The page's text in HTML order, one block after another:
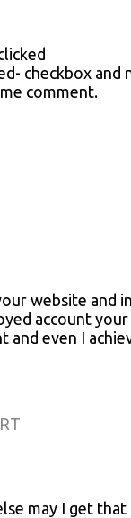
checkbox and
comment.
website and in
account
even I
may I get